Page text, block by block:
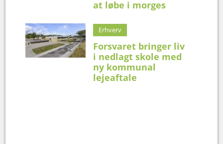
at løbe i morges
Erhverv
Forsvaret bringer liv
i nedlagt skole med
ny kommunal
lejeaftale